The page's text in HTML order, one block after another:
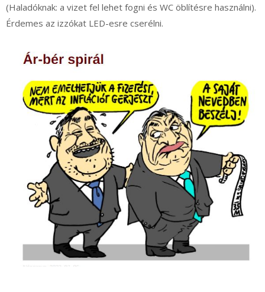
(Haladóknak: a vizet fel lehet fogni és WC öblítésre használni).
Érdemes az izzókat LED-esre cserélni.